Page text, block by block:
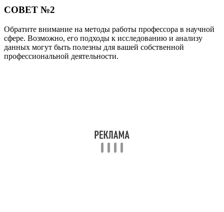
СОВЕТ №2
Обратите внимание на методы работы профессора в научной
сфере. Возможно, его подходы к исследованию и анализу
данных могут быть полезны для вашей собственной
профессиональной деятельности.